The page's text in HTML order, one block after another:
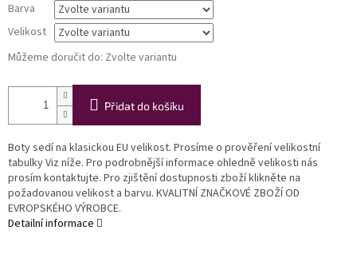
Barva
Velikost
Můžeme doručit do: Zvolte variantu
Přidat do košíku
Boty sedí na klasickou EU velikost. Prosíme o prověření velikostní
tabulky Viz níže. Pro podrobnější informace ohledně velikosti nás
prosím kontaktujte. Pro zjištění dostupnosti zboží klikněte na
požadovanou velikost a barvu. KVALITNÍ ZNAČKOVÉ ZBOŽÍ OD
EVROPSKÉHO VÝROBCE.
Detailní informace